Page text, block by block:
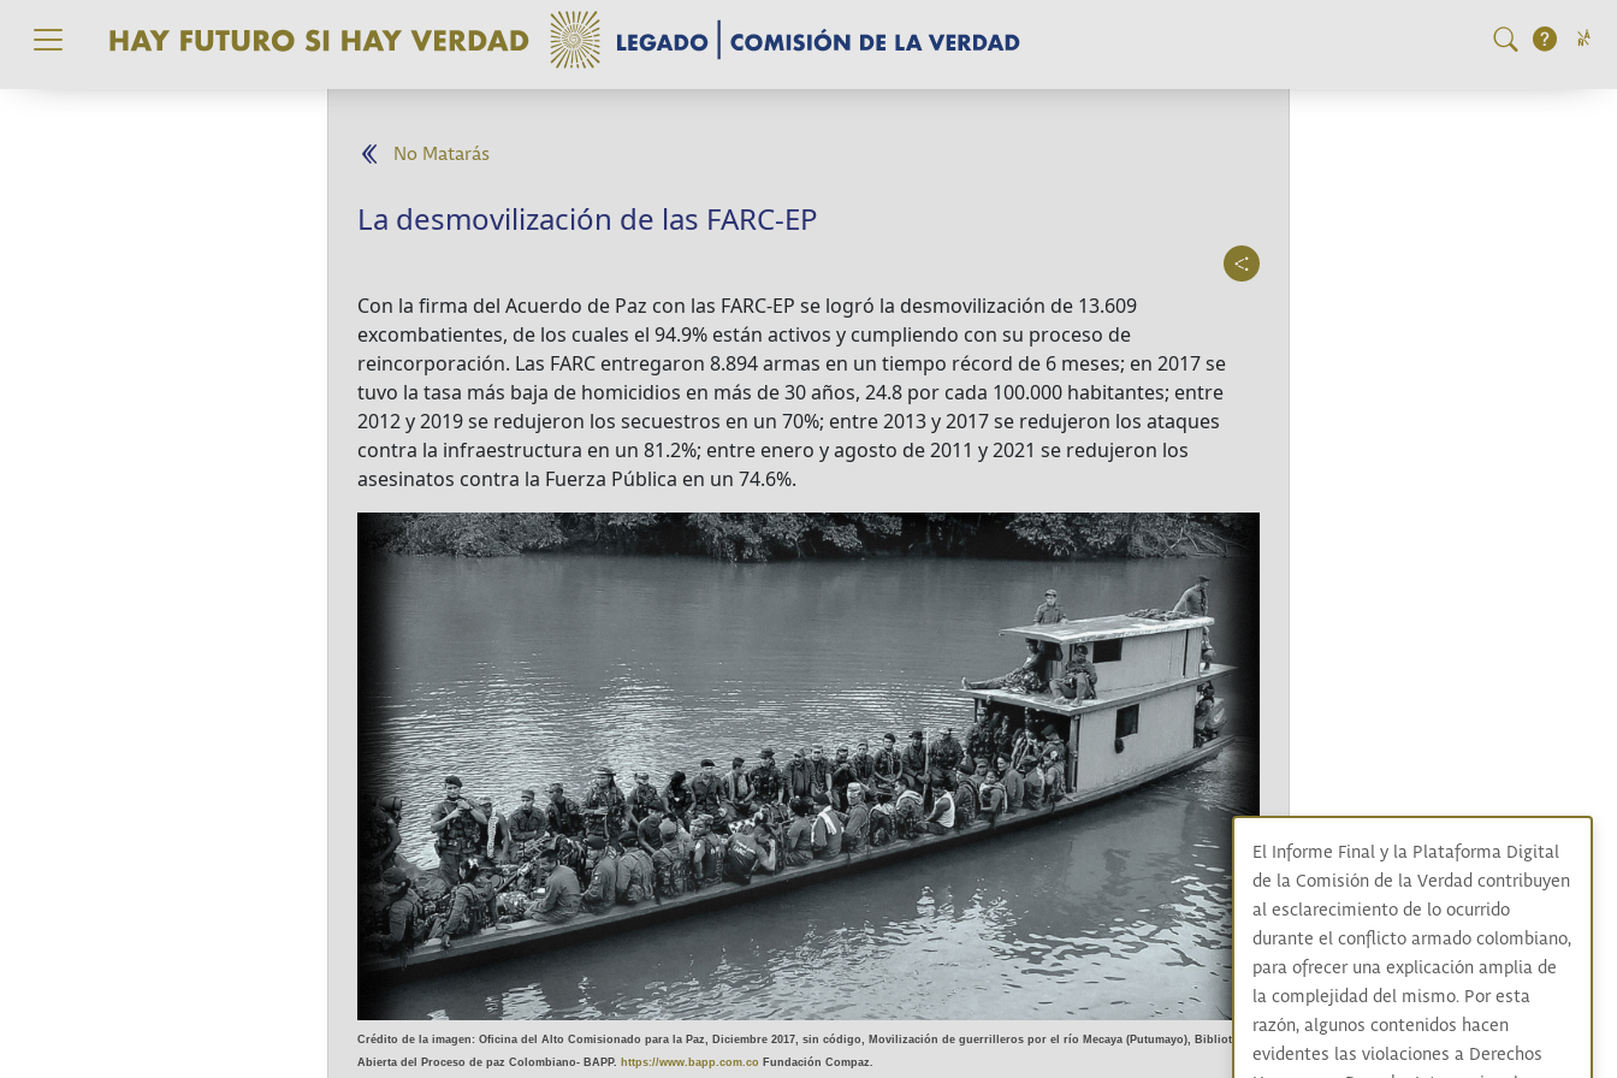
Pasar al contenido principal
No Matarás
La desmovilización de las FARC-EP
Con la firma del Acuerdo de Paz con las FARC-EP se logró la desmovilización de 13.609
excombatientes, de los cuales el 94.9% están activos y cumpliendo con su proceso de
reincorporación. Las FARC entregaron 8.894 armas en un tiempo récord de 6 meses; en 2017 se
tuvo la tasa más baja de homicidios en más de 30 años, 24.8 por cada 100.000 habitantes; entre
2012 y 2019 se redujeron los secuestros en un 70%; entre 2013 y 2017 se redujeron los ataques
contra la infraestructura en un 81.2%; entre enero y agosto de 2011 y 2021 se redujeron los
asesinatos contra la Fuerza Pública en un 74.6%.
Crédito de la imagen: Oficina del Alto Comisionado para la Paz, Diciembre 2017, sin código, Movilización de guerrilleros por el río Mecaya (Putumayo), Biblioteca
Abierta del Proceso de paz Colombiano- BAPP.
https://www.bapp.com.co Fundación Compaz.
El Informe Final y la Plataforma Digital
de la Comisión de la Verdad contribuyen
al esclarecimiento de lo ocurrido
durante el conflicto armado colombiano,
para ofrecer una explicación amplia de
la complejidad del mismo. Por esta
razón, algunos contenidos hacen
evidentes las violaciones a Derechos